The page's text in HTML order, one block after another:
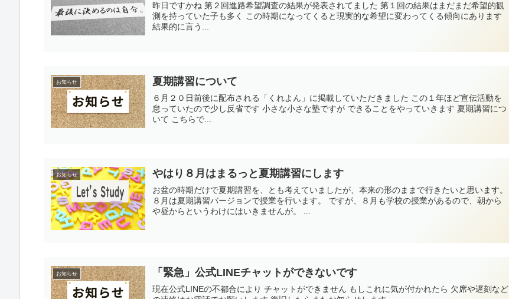
昨日ですかね 第２回進路希望調査の結果が発表されてました 第１回の結果はまだまだ希望的観
測を持っていた子も多く この時期になってくると現実的な希望に変わってくる傾向にあります
結果的に言う...
お知らせ 夏期講習について
６月２０日前後に配布される「くれよん」に掲載していただきました この１年ほど宣伝活動を
怠っていたので少し反省です 小さな小さな塾ですが できることをやっていきます 夏期講習につ
いて こちらで...
お知らせ やはり８月はまるっと夏期講習にします
お盆の時期だけで夏期講習を、とも考えていましたが、本来の形のままで行きたいと思います。
８月は夏期講習バージョンで授業を行います。 ですが、８月も学校の授業があるので、朝から
や昼からというわけにはいきませんが。 ...
お知らせ 「緊急」公式LINEチャットができないです
現在公式LINEの不都合により チャットができません もしこれに気が付かれたら 欠席や遅刻など